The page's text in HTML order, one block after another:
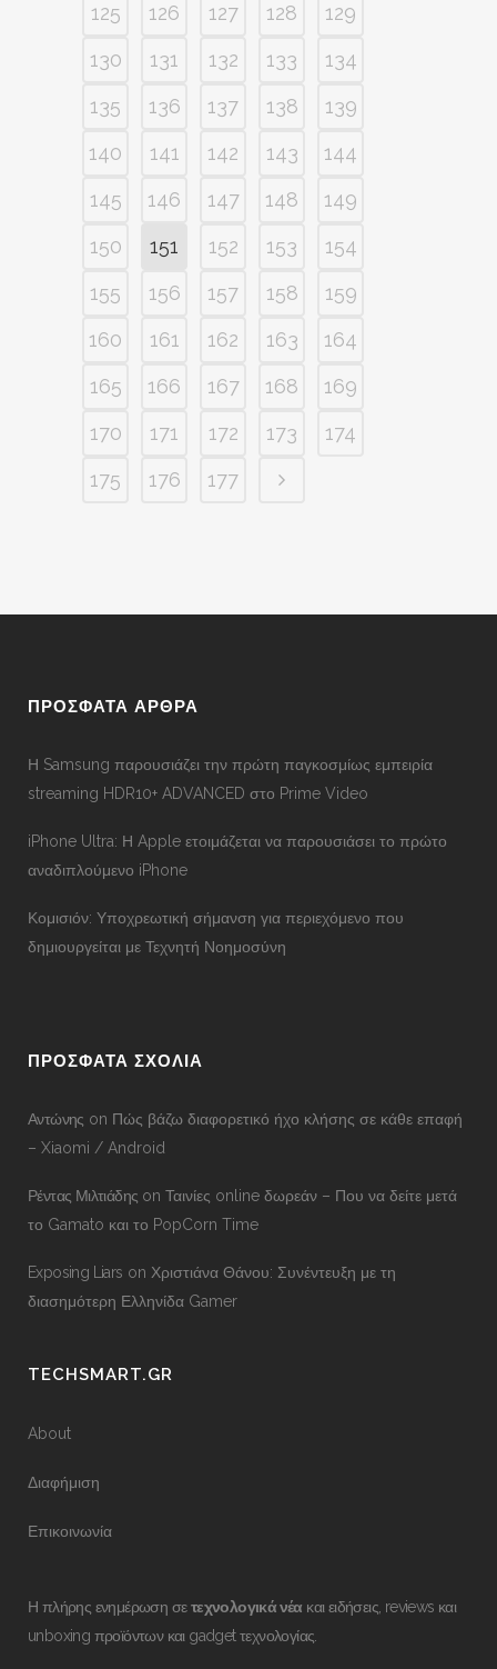
125
126 127 128
129
130
131 132 133
134
135
136 137 138
139
140
141 142 143
144
145
146 147 148
149
150
151 152 153
154
155
156 157 158
159
160
161 162 163
164
165
166 167 168
169
170
171 172 173
174
175
176 177
ΠΡΟΣΦΑΤΑ ΑΡΘΡΑ
Η Samsung παρουσιάζει την πρώτη παγκοσμίως εμπειρία
streaming HDR10+ ADVANCED στο Prime Video
iPhone Ultra: Η Apple ετοιμάζεται να παρουσιάσει το πρώτο
αναδιπλούμενο iPhone
Κομισιόν: Υποχρεωτική σήμανση για περιεχόμενο που
δημιουργείται με Τεχνητή Νοημοσύνη
ΠΡΟΣΦΑΤΑ ΣΧΟΛΙΑ
Αντώνης on Πώς βάζω διαφορετικό ήχο κλήσης σε κάθε επαφή
– Xiaomi / Android
Ρέντας Μιλτιάδης onΤαινίες online δωρεάν – Που να δείτε μετά
το Gamato και το PopCorn Time
Exposing Liars on Χριστιάνα Θάνου: Συνέντευξη με τη
διασημότερη Ελληνίδα Gamer
TECHSMART.GR
About
Διαφήμιση
Επικοινωνία
Η πλήρης ενημέρωση σετεχνολογικά νέα και ειδήσεις, reviews και
unboxing προϊόντων και gadget τεχνολογίας.